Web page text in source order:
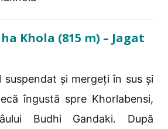
Khola (815 m) – Jagat
suspendat și mergeți în sus și
îngustă spre Khorlabensi,
Budhi Gandaki. După